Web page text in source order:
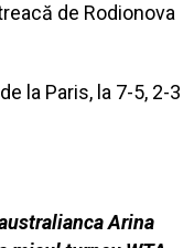
de Rodionova
la Paris, la 7-5, 2-3
Arina